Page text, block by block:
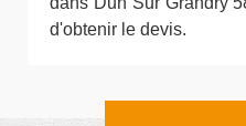
d'obtenir le devis.